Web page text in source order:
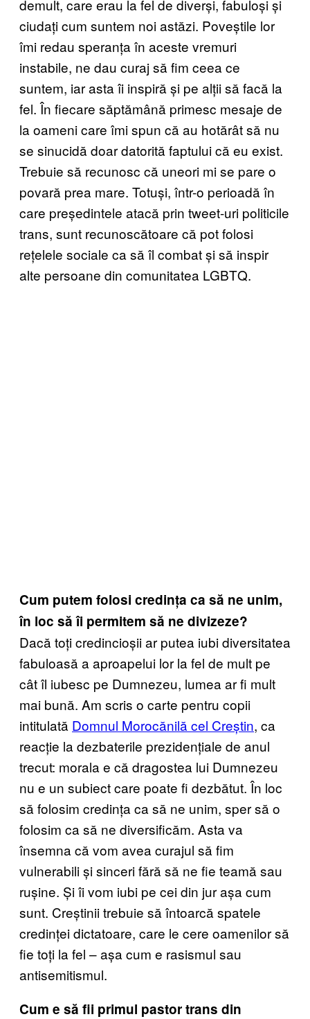
demult, care erau la fel de diverși, fabuloși și
ciudați cum suntem noi astăzi. Poveștile lor
îmi redau speranța în aceste vremuri
instabile, ne dau curaj să fim ceea ce
suntem, iar asta îi inspiră și pe alții să facă la
fel. În fiecare săptămână primesc mesaje de
la oameni care îmi spun că au hotărât să nu
se sinucidă doar datorită faptului că eu exist.
Trebuie să recunosc că uneori mi se pare o
povară prea mare. Totuși, într-o perioadă în
care președintele atacă prin tweet-uri politicile
trans, sunt recunoscătoare că pot folosi
rețelele sociale ca să îl combat și să inspir
alte persoane din comunitatea LGBTQ.
Cum putem folosi credința ca să ne unim,
în loc să îi permitem să ne divizeze?
Dacă toți credincioșii ar putea iubi diversitatea
fabuloasă a aproapelui lor la fel de mult pe
cât îl iubesc pe Dumnezeu, lumea ar fi mult
mai bună. Am scris o carte pentru copii
intitulată Domnul Morocănilă cel Creștin, ca
reacție la dezbaterile prezidențiale de anul
trecut: morala e că dragostea lui Dumnezeu
nu e un subiect care poate fi dezbătut. În loc
să folosim credința ca să ne unim, sper să o
folosim ca să ne diversificăm. Asta va
însemna că vom avea curajul să fim
vulnerabili și sinceri fără să ne fie teamă sau
rușine. Și îi vom iubi pe cei din jur așa cum
sunt. Creștinii trebuie să întoarcă spatele
credinței dictatoare, care le cere oamenilor să
fie toți la fel – așa cum e rasismul sau
antisemitismul.
Cum e să fii primul pastor trans din